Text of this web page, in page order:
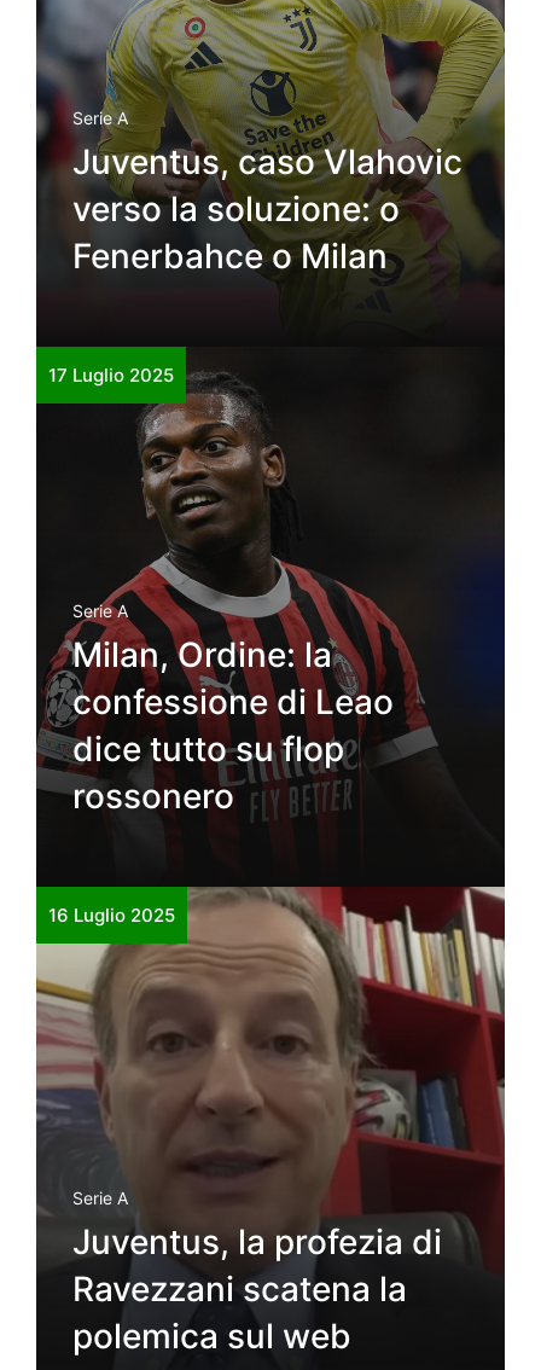
Serie A
Juventus, caso Vlahovic
verso la soluzione: o
Fenerbahce o Milan
17 Luglio 2025
Serie A
Milan, Ordine: la
confessione di Leao
dice tutto su flop
rossonero
16 Luglio 2025
Serie A
Juventus, la profezia di
Ravezzani scatena la
polemica sul web